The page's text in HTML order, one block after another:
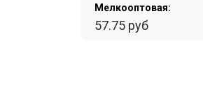
Мелкооптовая:
57.75 руб